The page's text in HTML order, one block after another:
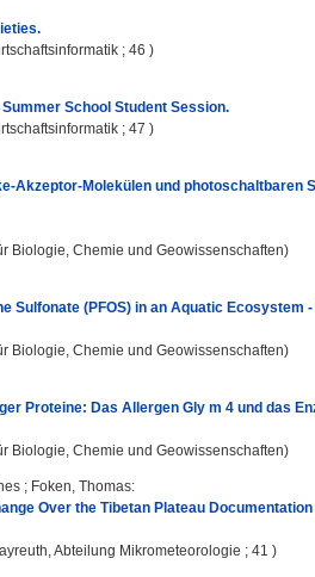
; 46 )
School Student Session.
; 47 )
Akzeptor-Molekülen und photoschaltbaren
Biologie, Chemie und Geowissenschaften)
Sulfonate (PFOS) in an Aquatic Ecosystem
Biologie, Chemie und Geowissenschaften)
Proteine: Das Allergen Gly m 4 und das
Biologie, Chemie und Geowissenschaften)
; Foken, Thomas:
Over the Tibetan Plateau
Abteilung Mikrometeorologie ; 41 )